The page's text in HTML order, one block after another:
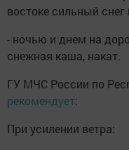
востоке сильный
- ночью и днем на
снежная каша, накат.
ГУ МЧС России по
рекомендует:
При усилении ветра: